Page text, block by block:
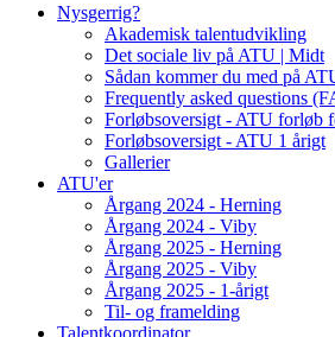
Nysgerrig?
Akademisk talentudvikling
Det sociale liv på ATU | Midt
Sådan kommer du med på
Frequently asked questions
Forløbsoversigt - ATU forløb
Forløbsoversigt - ATU 1 årigt
Gallerier
ATU'er
Årgang 2024 - Herning
Årgang 2024 - Viby
Årgang 2025 - Herning
Årgang 2025 - Viby
Årgang 2025 - 1-årigt
Til- og framelding
Talentkoordinator